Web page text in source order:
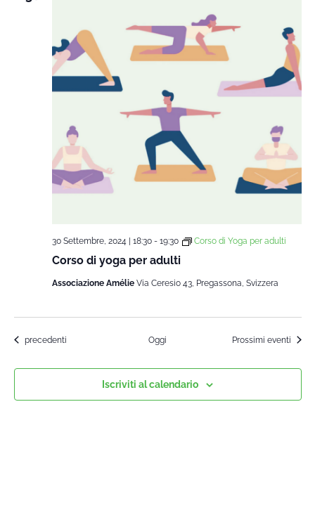
Corso di yoga per adulti
30 Settembre, 2024 | 18:30- 19:30 Corso di Yoga per adulti
Associazione Amélie Via Ceresio 43, Pregassona, Svizzera
Corsi
precedenti Oggi Prossimi eventi
Iscriviti al calendario